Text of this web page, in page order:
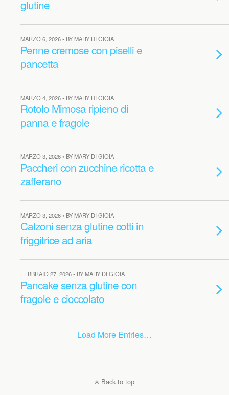
glutine
MARZO 6, 2026 • BY MARY DI GIOIA
Penne cremose con piselli e
pancetta
MARZO 4, 2026 • BY MARY DI GIOIA
Rotolo Mimosa ripieno di
panna e fragole
MARZO 3, 2026 • BY MARY DI GIOIA
Paccheri con zucchine ricotta e
zafferano
MARZO 3, 2026 • BY MARY DI GIOIA
Calzoni senza glutine cotti in
friggitrice ad aria
FEBBRAIO 27, 2026 • BY MARY DI GIOIA
Pancake senza glutine con
fragole e cioccolato
Load More Entries…
Back to top